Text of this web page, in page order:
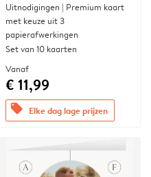
Uitnodigingen | Premium kaart
met keuze uit 3
papierafwerkingen
Set van 10 kaarten
Vanaf
€ 11,99
offers Elke dag lage prijzen